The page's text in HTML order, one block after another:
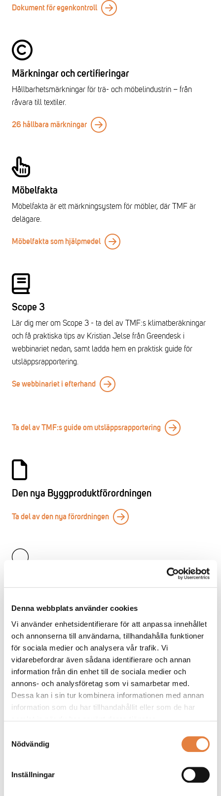
Denna webbplats använder cookies
Vi använder enhetsidentifierare för att anpassa innehållet
och annonserna till användarna, tillhandahålla funktioner
för sociala medier och analysera vår trafik. Vi
vidarebefordrar även sådana identifierare och annan
information från din enhet till de sociala medier och
annons- och analysföretag som vi samarbetar med.
Dessa kan i sin tur kombinera informationen med annan
information som du har tillhandahållit eller som de har
Nödvändig
Inställningar
Dokument för egenkontroll
Märkningar och certifieringar
Hållbarhetsmärkningar för trä- och möbelindustrin – från
råvara till textiler.
26 hållbara märkningar
Möbelfakta
Möbelfakta är ett märkningsystem för möbler, där TMF är
delägare.
Möbelfakta som hjälpmedel
Scope 3
Lär dig mer om Scope 3 - ta del av TMF:s klimatberäkningar
och få praktiska tips av Kristian Jelse från Greendesk i
webbinariet nedan, samt ladda hem en praktisk guide för
utsläppsrapportering.
Se webbinariet i efterhand
Ta del av TMF:s guide om utsläppsrapportering
Den nya Byggproduktförordningen
Ta del av den nya förordningen
Environmental Product Declarations, kan företag objektivt
beskriva produkters miljöpåverkan ur ett livscykelperspektiv.
Läs mer om EPD-verktyget
Relevanta regelverk